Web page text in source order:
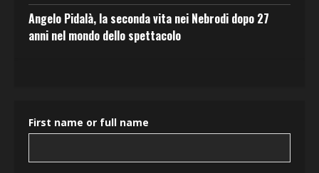
Angelo Pidalà, la seconda vita nei Nebrodi dopo 27
anni nel mondo dello spettacolo
First name or full name